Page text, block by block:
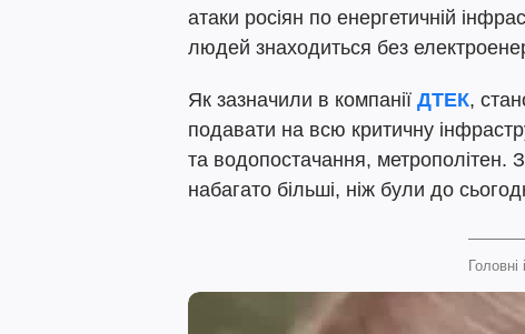
атаки росіян по енергетичній
людей знаходиться без
Як зазначили в компанії ДТЕК,
подавати на всю критичну
та водопостачання,
набагато більші, ніж були до
Головні